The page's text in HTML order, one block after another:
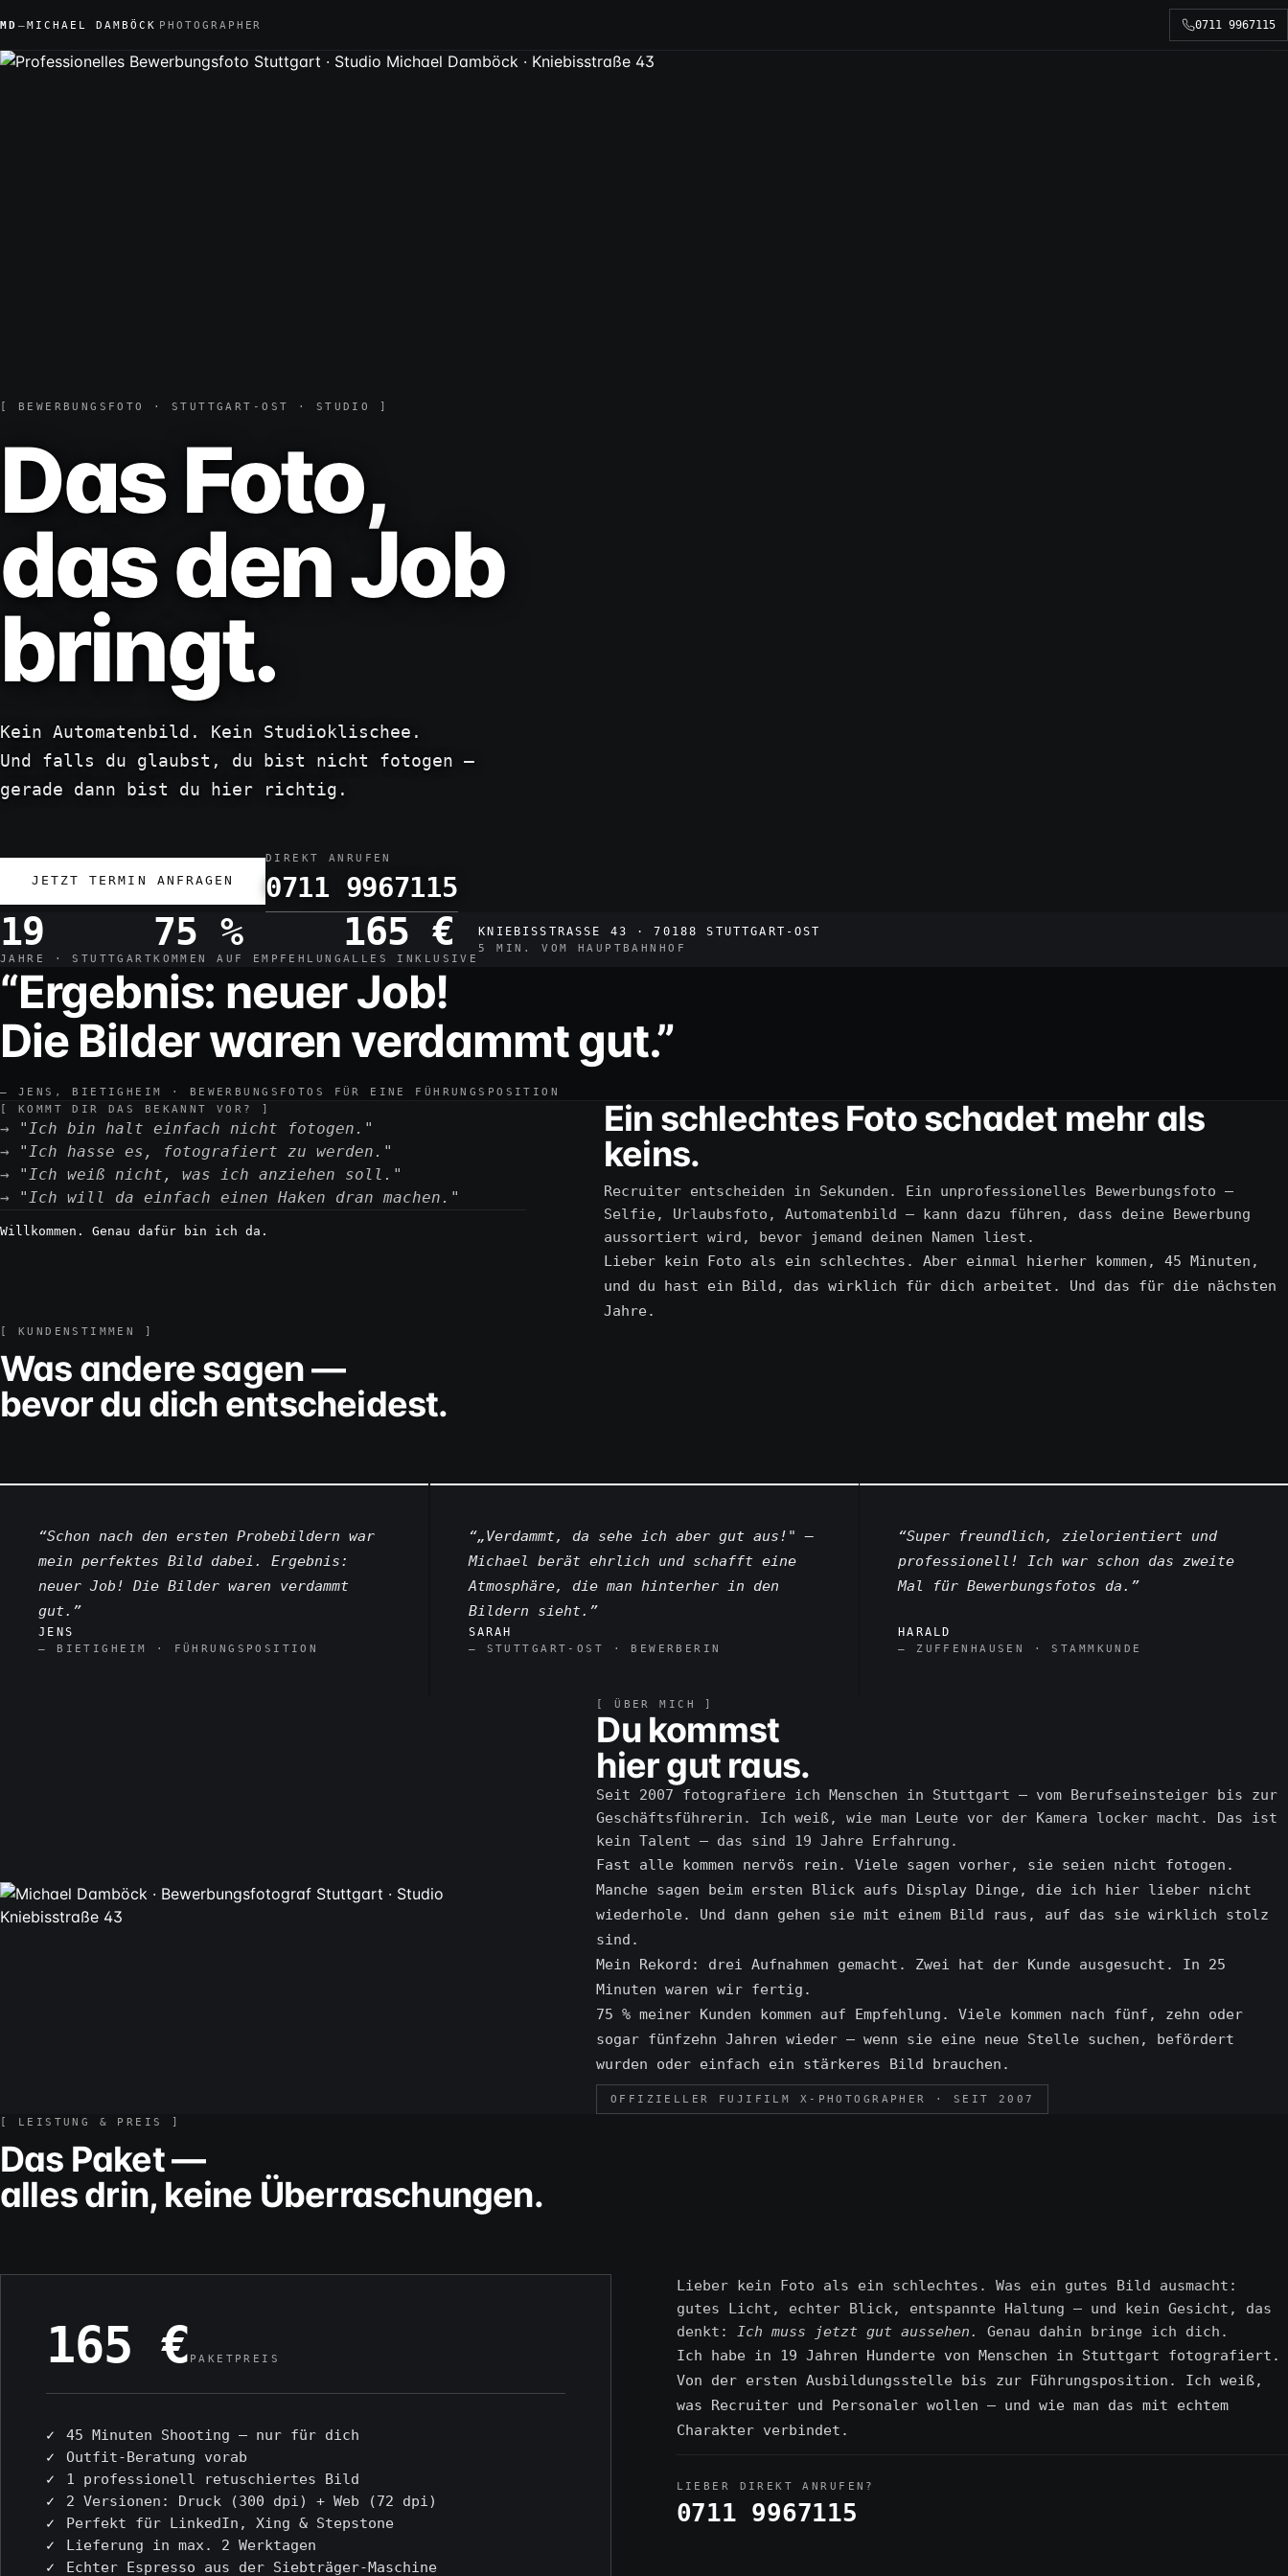
MD —MICHAEL DAMBÖCK PHOTOGRAPHER 0711 9967115
[ BEWERBUNGSFOTO · STUTTGART-OST · STUDIO ]
Das Foto,
das den Job
bringt.
Kein Automatenbild. Kein Studioklischee.
Und falls du glaubst, du bist nicht fotogen —
gerade dann bist du hier richtig.
JETZT TERMIN ANFRAGEN
DIREKT ANRUFEN
0711 9967115
19
JAHRE · STUTTGART
75 %
KOMMEN AUF EMPFEHLUNG
165 €
ALLES INKLUSIVE
KNIEBISSTRASSE 43 · 70188 STUTTGART-OST
5 MIN. VOM HAUPTBAHNHOF
“Ergebnis: neuer Job!
Die Bilder waren verdammt gut.”
— JENS, BIETIGHEIM · BEWERBUNGSFOTOS FÜR EINE FÜHRUNGSPOSITION
[ KOMMT DIR DAS BEKANNT VOR? ]
"Ich bin halt einfach nicht fotogen."
"Ich hasse es, fotografiert zu werden."
"Ich weiß nicht, was ich anziehen soll."
"Ich will da einfach einen Haken dran machen."
Willkommen. Genau dafür bin ich da.
Ein schlechtes Foto schadet mehr als
keins.
Recruiter entscheiden in Sekunden. Ein unprofessionelles Bewerbungsfoto —
Selfie, Urlaubsfoto, Automatenbild — kann dazu führen, dass deine Bewerbung
aussortiert wird, bevor jemand deinen Namen liest.
Lieber kein Foto als ein schlechtes. Aber einmal hierher kommen, 45 Minuten,
und du hast ein Bild, das wirklich für dich arbeitet. Und das für die nächsten
Jahre.
[ KUNDENSTIMMEN ]
Was andere sagen —
bevor du dich entscheidest.
“Schon nach den ersten Probebildern war
mein perfektes Bild dabei. Ergebnis:
neuer Job! Die Bilder waren verdammt
gut.”
JENS
— BIETIGHEIM · FÜHRUNGSPOSITION
“„Verdammt, da sehe ich aber gut aus!" —
Michael berät ehrlich und schafft eine
Atmosphäre, die man hinterher in den
Bildern sieht.”
SARAH
— STUTTGART-OST · BEWERBERIN
“Super freundlich, zielorientiert und
professionell! Ich war schon das zweite
Mal für Bewerbungsfotos da.”
HARALD
— ZUFFENHAUSEN · STAMMKUNDE
[ ÜBER MICH ]
Du kommst
hier gut raus.
Seit 2007 fotografiere ich Menschen in Stuttgart — vom Berufseinsteiger bis zur
Geschäftsführerin. Ich weiß, wie man Leute vor der Kamera locker macht. Das ist
kein Talent — das sind 19 Jahre Erfahrung.
Fast alle kommen nervös rein. Viele sagen vorher, sie seien nicht fotogen.
Manche sagen beim ersten Blick aufs Display Dinge, die ich hier lieber nicht
wiederhole. Und dann gehen sie mit einem Bild raus, auf das sie wirklich stolz
sind.
Mein Rekord: drei Aufnahmen gemacht. Zwei hat der Kunde ausgesucht. In 25
Minuten waren wir fertig.
75 % meiner Kunden kommen auf Empfehlung. Viele kommen nach fünf, zehn oder
sogar fünfzehn Jahren wieder — wenn sie eine neue Stelle suchen, befördert
wurden oder einfach ein stärkeres Bild brauchen.
OFFIZIELLER FUJIFILM X-PHOTOGRAPHER · SEIT 2007
[ LEISTUNG & PREIS ]
Das Paket —
alles drin, keine Überraschungen.
165 € PAKETPREIS
✓
45 Minuten Shooting — nur für dich
✓
Outfit-Beratung vorab
✓
1 professionell retuschiertes Bild
✓
2 Versionen: Druck (300 dpi) + Web (72 dpi)
✓
Perfekt für LinkedIn, Xing & Stepstone
✓
Lieferung in max. 2 Werktagen
✓
Echter Espresso aus der Siebträger-Maschine
Lieber kein Foto als ein schlechtes. Was ein gutes Bild ausmacht:
gutes Licht, echter Blick, entspannte Haltung — und kein Gesicht, das
denkt: Ich muss jetzt gut aussehen.
Genau dahin bringe ich dich.
Ich habe in 19 Jahren Hunderte von Menschen in Stuttgart fotografiert.
Von der ersten Ausbildungsstelle bis zur Führungsposition. Ich weiß,
was Recruiter und Personaler wollen — und wie man das mit echtem
Charakter verbindet.
LIEBER DIREKT ANRUFEN?
0711 9967115